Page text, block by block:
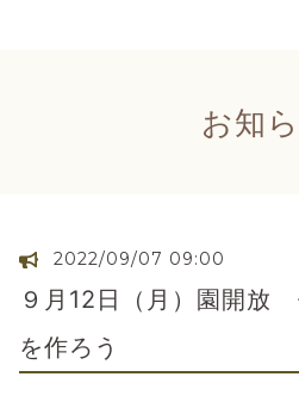
お知
2022/09/07 09:00
９月12日（月）園開放
を作ろう